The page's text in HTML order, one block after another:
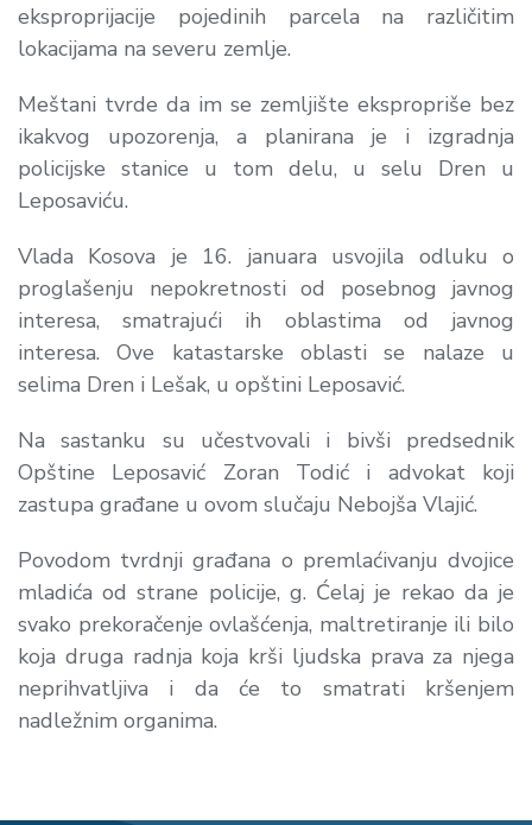
eksproprijacije pojedinih parcela na različitim
lokacijama na severu zemlje.
Meštani tvrde da im se zemljište ekspropriše bez
ikakvog upozorenja, a planirana je i izgradnja
policijske stanice u tom delu, u selu Dren u
Leposaviću.
Vlada Kosova je 16. januara usvojila odluku o
proglašenju nepokretnosti od posebnog javnog
interesa, smatrajući ih oblastima od javnog
interesa. Ove katastarske oblasti se nalaze u
selima Dren i Lešak, u opštini Leposavić.
Na sastanku su učestvovali i bivši predsednik
Opštine Leposavić Zoran Todić i advokat koji
zastupa građane u ovom slučaju Nebojša Vlajić.
Povodom tvrdnji građana o premlaćivanju dvojice
mladića od strane policije, g. Ćelaj je rekao da je
svako prekoračenje ovlašćenja, maltretiranje ili bilo
koja druga radnja koja krši ljudska prava za njega
neprihvatljiva i da će to smatrati kršenjem
nadležnim organima.